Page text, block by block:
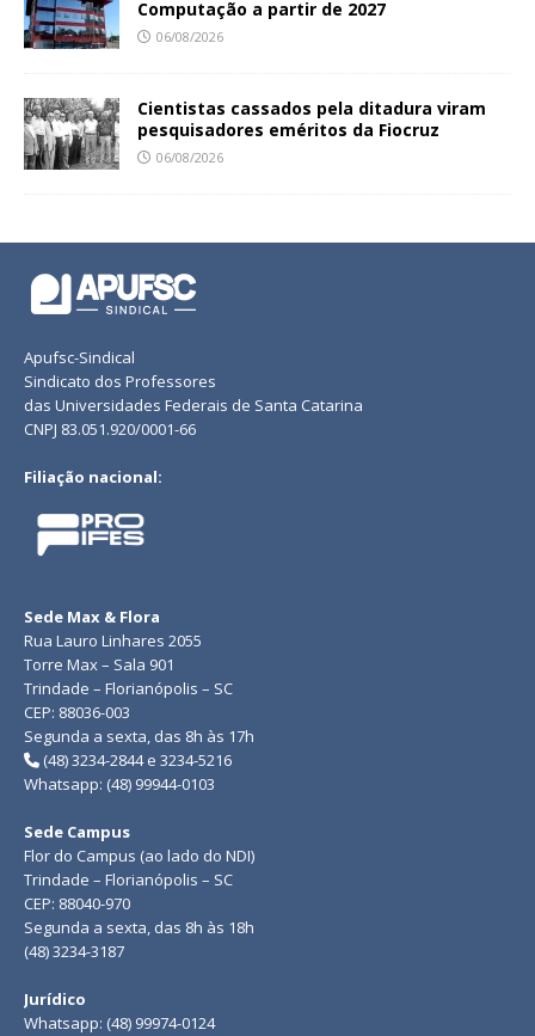
Computação a partir de 2027
06/08/2026
Cientistas cassados pela ditadura viram
pesquisadores eméritos da Fiocruz
06/08/2026
Apufsc-Sindical
Sindicato dos Professores
das Universidades Federais de Santa Catarina
CNPJ 83.051.920/0001-66
Filiação nacional:
Sede Max & Flora
Rua Lauro Linhares 2055
Torre Max – Sala 901
Trindade – Florianópolis – SC
CEP: 88036-003
Segunda a sexta, das 8h às 17h
(48) 3234-2844 e 3234-5216
Whatsapp: (48) 99944-0103
Sede Campus
Flor do Campus (ao lado do NDI)
Trindade – Florianópolis – SC
CEP: 88040-970
Segunda a sexta, das 8h às 18h
(48) 3234-3187
Jurídico
Whatsapp: (48) 99974-0124